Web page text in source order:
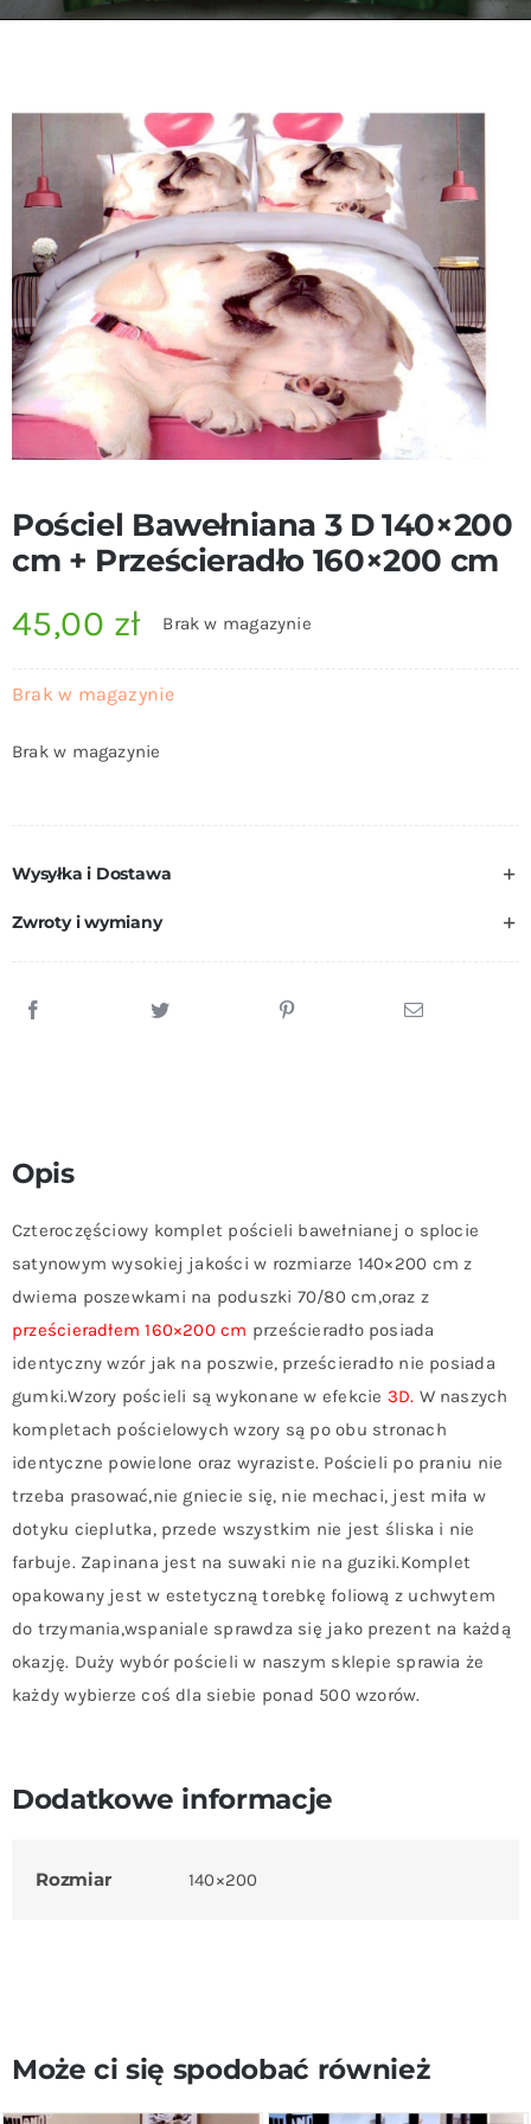
Pościel Bawełniana 3 D 140×200
cm + Prześcieradło 160×200 cm
45,00 zł Brak w magazynie
Brak w magazynie
Brak w magazynie
Wysyłka i Dostawa
Zwroty i wymiany
Opis
Czteroczęściowy komplet pościeli bawełnianej o splocie
satynowym wysokiej jakości w rozmiarze 140×200 cm z
dwiema poszewkami na poduszki 70/80 cm,oraz z
prześcieradłem 160×200 cm prześcieradło posiada
identyczny wzór jak na poszwie, prześcieradło nie posiada
gumki.Wzory pościeli są wykonane w efekcie 3D. W naszych
kompletach pościelowych wzory są po obu stronach
identyczne powielone oraz wyraziste. Pościeli po praniu nie
trzeba prasować,nie gniecie się, nie mechaci, jest miła w
dotyku cieplutka, przede wszystkim nie jest śliska i nie
farbuje. Zapinana jest na suwaki nie na guziki.Komplet
opakowany jest w estetyczną torebkę foliową z uchwytem
do trzymania,wspaniale sprawdza się jako prezent na każdą
okazję. Duży wybór pościeli w naszym sklepie sprawia że
każdy wybierze coś dla siebie ponad 500 wzorów.
Dodatkowe informacje
Rozmiar 140×200
Może ci się spodobać również